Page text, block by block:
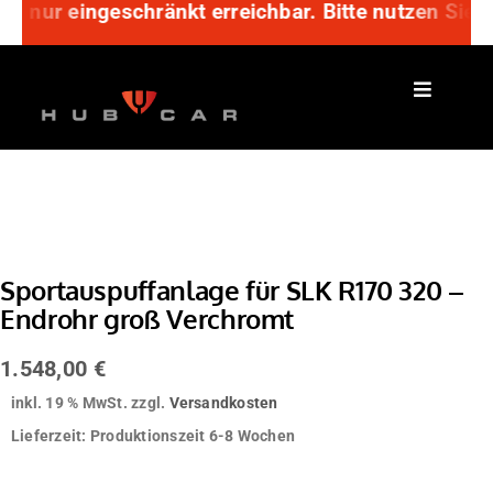
Zum
springen
eingeschränkt erreichbar. Bitte nutzen Sie
Sportauspuffanlage für SLK R170 320 –
Endrohr groß Verchromt
1.548,00 €
inkl. 19 % MwSt. zzgl. Versandkosten
Lieferzeit: Produktionszeit 6-8 Wochen